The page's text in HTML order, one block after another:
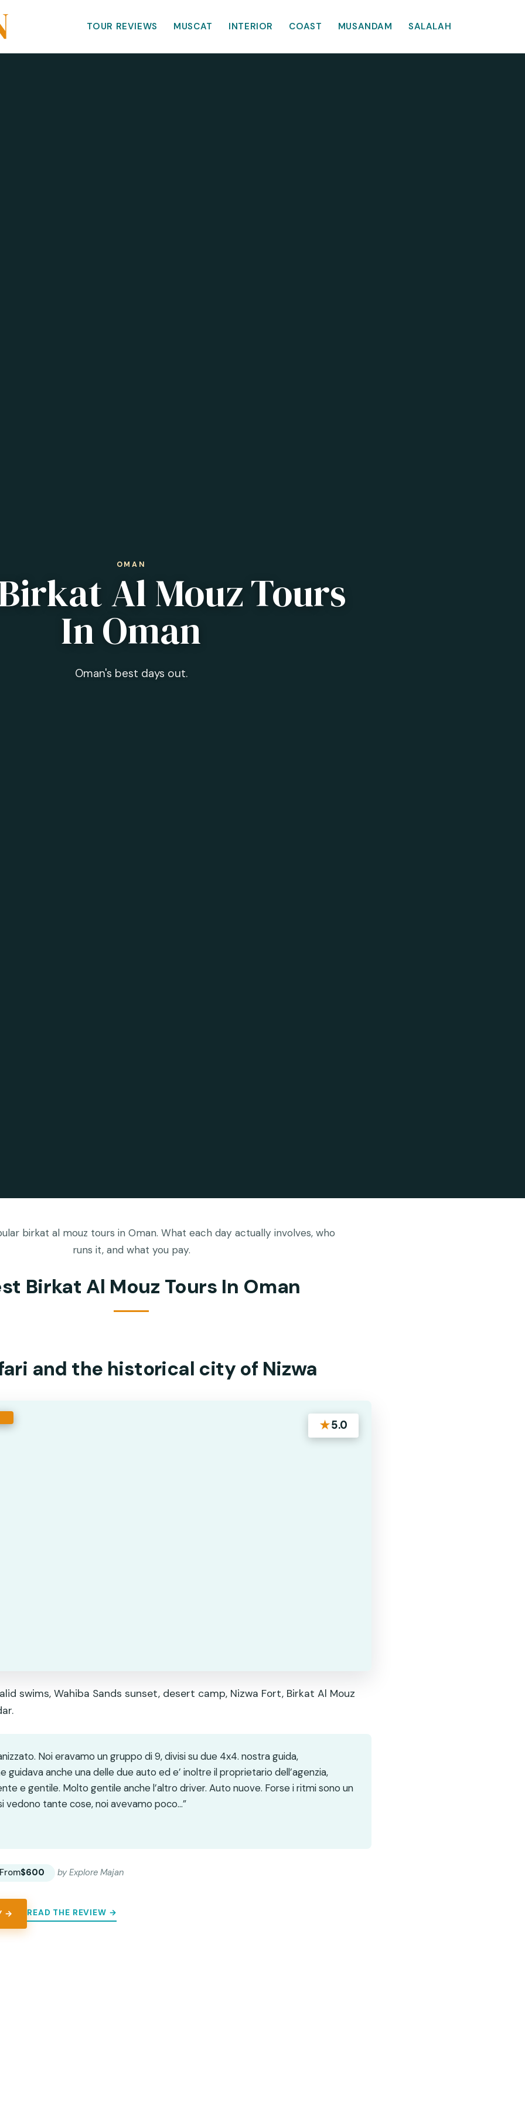
TOUR REVIEWS MUSCAT INTERIOR COAST MUSANDAM SALALAH
OMAN
Al Mouz Tours
In Oman
Oman's best days out.
birkat al mouz tours in Oman. What each day actually involves, who
runs it, and what you pay.
Birkat Al Mouz Tours In Oman
and the historical city of Nizwa
★5.0
swims, Wahiba Sands sunset, desert camp, Nizwa Fort, Birkat Al Mouz
Noi eravamo un gruppo di 9, divisi su due 4x4. nostra guida,
guidava anche una delle due auto ed e’ inoltre il proprietario dell’agenzia,
e gentile. Molto gentile anche l’altro driver. Auto nuove. Forse i ritmi sono un
vedono tante cose, noi avevamo poco…”
From$600 by Explore Majan
→ READ THE REVIEW →